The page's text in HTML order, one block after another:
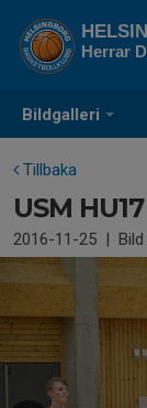
Bildgalleri
Herrar
Tillbaka
USM
2016-11-25 | Bild